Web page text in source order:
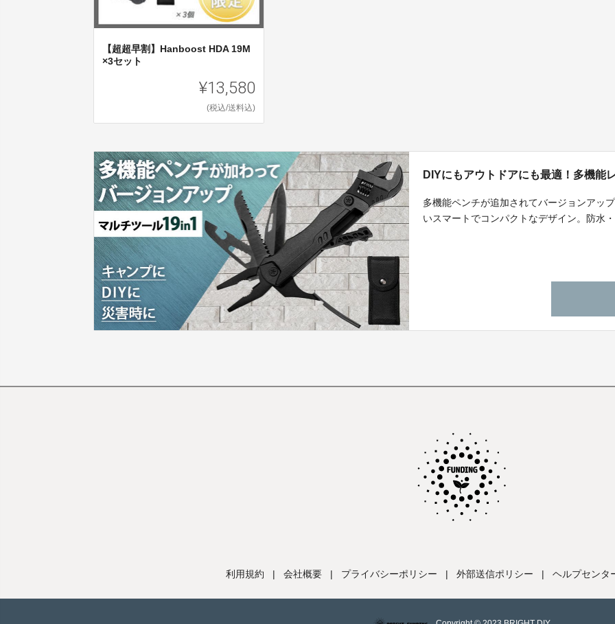
【超超早割】Hanboost HDA 19M
×3セット
¥13,580
(税込/送料込)
DIYにもアウトドアにも最適！多機能
多機能ペンチが追加されてバージョンアッ
いスマートでコンパクトなデザイン。防水
利用規約 | 会社概要 | プライバシーポリシー | 外部送信ポリシー | ヘルプセンタ